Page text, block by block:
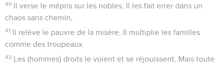
40 Il verse le mépris sur les nobles, Il les fait errer dans un
chaos sans chemin,
41 Il relève le pauvre de la misère, Il multiplie les familles
comme des troupeaux.
42 Les (hommes) droits le voient et se réjouissent, Mais toute